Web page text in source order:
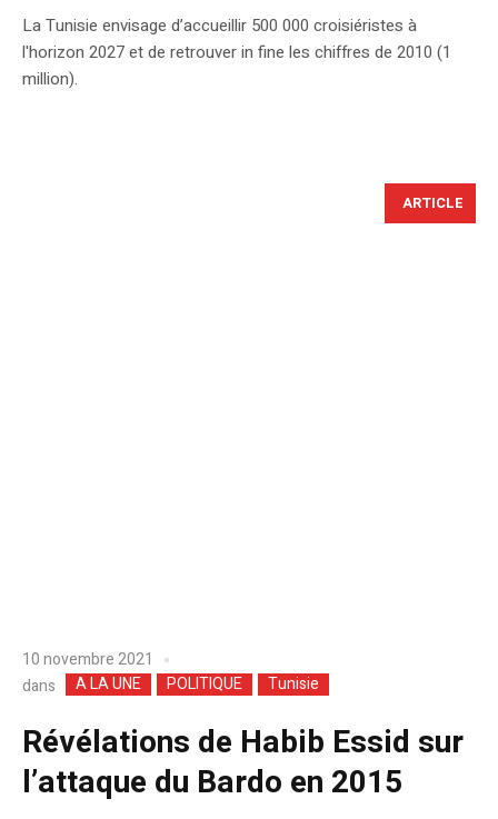
La Tunisie envisage d’accueillir 500 000 croisiéristes à
l'horizon 2027 et de retrouver in fine les chiffres de 2010 (1
million).
ARTICLE
10 novembre 2021
dans
A LA UNE POLITIQUE Tunisie
Révélations de Habib Essid sur
l’attaque du Bardo en 2015